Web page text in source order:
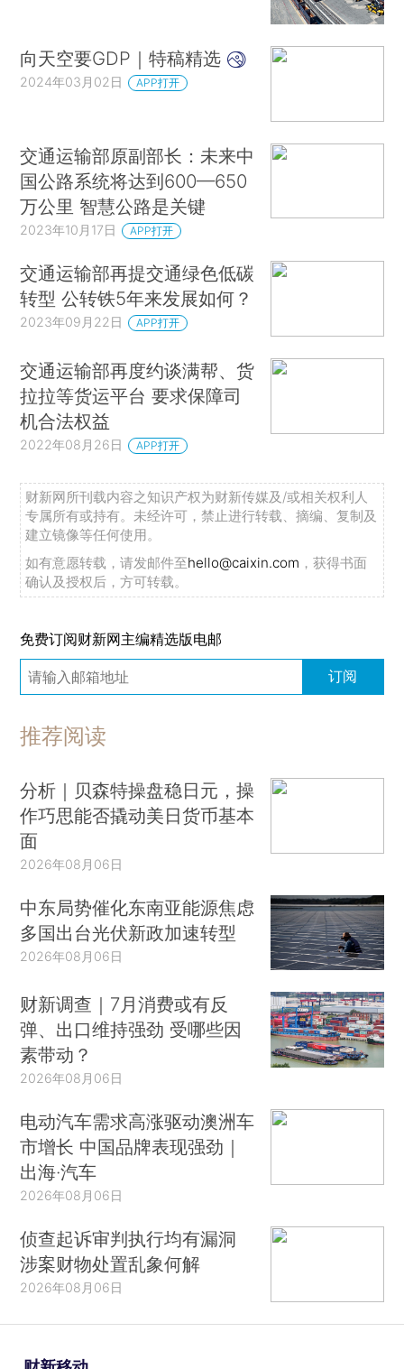
向天空要GDP｜特稿精选
2024年03月02日 APP打开
交通运输部原副部长：未来中
国公路系统将达到600—650
万公里 智慧公路是关键
2023年10月17日 APP打开
交通运输部再提交通绿色低碳
转型 公转铁5年来发展如何？
2023年09月22日 APP打开
交通运输部再度约谈满帮、货
拉拉等货运平台 要求保障司
机合法权益
2022年08月26日 APP打开
财新网所刊载内容之知识产权为财新传媒及/或相关权利人
专属所有或持有。未经许可，禁止进行转载、摘编、复制及
建立镜像等任何使用。
如有意愿转载，请发邮件至hello@caixin.com ，获得书面
确认及授权后，方可转载。
免费订阅财新网主编精选版电邮
订阅
推荐阅读
分析｜贝森特操盘稳日元，操
作巧思能否撬动美日货币基本
面
2026年08月06日
中东局势催化东南亚能源焦虑
多国出台光伏新政加速转型
2026年08月06日
财新调查｜7月消费或有反
弹、出口维持强劲 受哪些因
素带动？
2026年08月06日
电动汽车需求高涨驱动澳洲车
市增长 中国品牌表现强劲｜
出海·汽车
2026年08月06日
侦查起诉审判执行均有漏洞
涉案财物处置乱象何解
2026年08月06日